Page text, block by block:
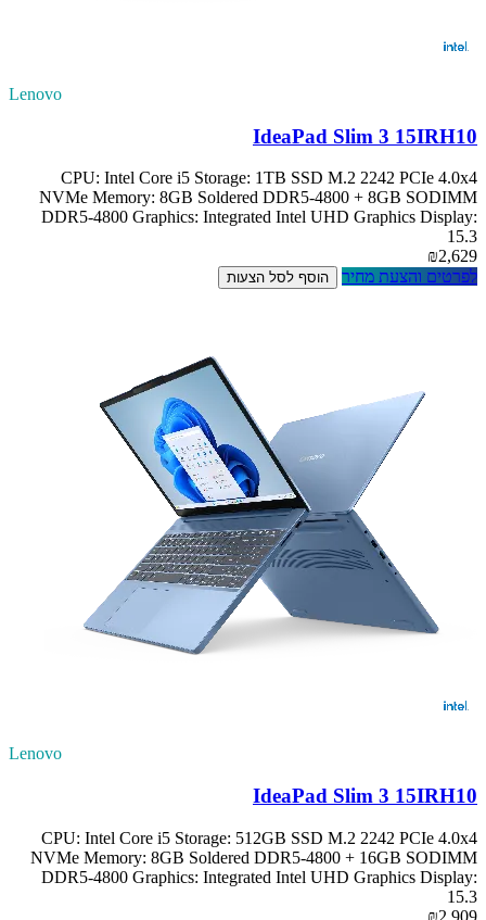
Lenovo
IdeaPad Slim 3 15IRH10
CPU: Intel Core i5 Storage: 1TB SSD M.2 2242 PCIe 4.0x4
NVMe Memory: 8GB Soldered DDR5-4800 + 8GB SODIMM
DDR5-4800 Graphics: Integrated Intel UHD Graphics Display:
15.3
₪2,629
לפרטים והצעת מחיר
הוסף לסל הצעות
Lenovo
IdeaPad Slim 3 15IRH10
CPU: Intel Core i5 Storage: 512GB SSD M.2 2242 PCIe 4.0x4
NVMe Memory: 8GB Soldered DDR5-4800 + 16GB SODIMM
DDR5-4800 Graphics: Integrated Intel UHD Graphics Display:
15.3
₪2,909